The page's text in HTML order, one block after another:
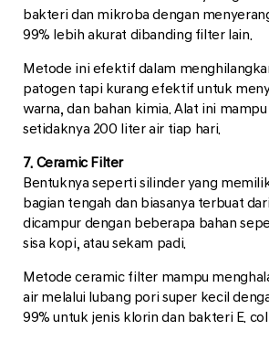
bakteri dan mikroba dengan
99% lebih akurat dibanding filter lain.
Metode ini efektif dalam
patogen tapi kurang efektif untuk
warna, dan bahan kimia. Alat ini
setidaknya 200 liter air tiap hari.
7. Ceramic Filter
Bentuknya seperti silinder yang
bagian tengah dan biasanya terbuat
dicampur dengan beberapa bahan
sisa kopi, atau sekam padi.
Metode ceramic filter mampu
air melalui lubang pori super kecil
99% untuk jenis klorin dan bakteri E.